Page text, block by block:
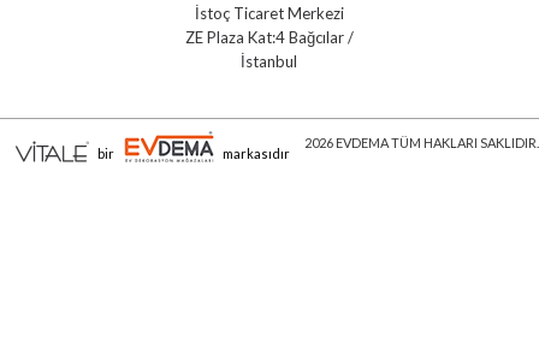
İstoç Ticaret Merkezi
ZE Plaza Kat:4 Bağcılar /
İstanbul
bir markasıdır
2026 EVDEMA TÜM HAKLARI SAKLIDIR.